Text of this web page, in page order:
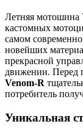
Летняя мотошина
кастомных
самом
новейших
прекрасной
движении. Перед
Venom-R
потребитель
Уникальная